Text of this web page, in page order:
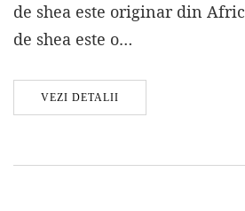
de shea este originar din
de shea este o…
VEZI DETALII